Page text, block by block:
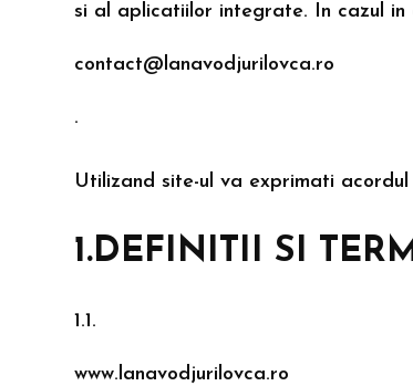
si al aplicatiilor integrate. In cazul
contact@lanavodjurilovca.ro
.
Utilizand site-ul va exprimati
1.DEFINITII SI
1.1.
www.lanavodjurilovca.ro